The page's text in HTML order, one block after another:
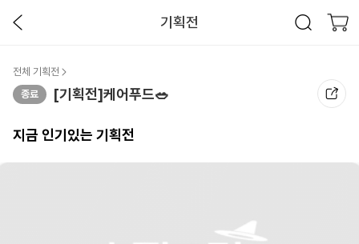
기획전
전체 기획전
[기획전]케어푸드🥗
지금 인기있는 기획전